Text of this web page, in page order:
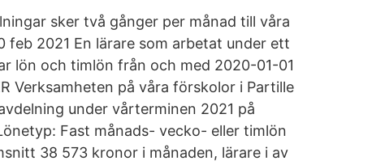
sker två gånger per månad till våra
feb 2021 En lärare som arbetat under ett
lön och timlön från och med 2020-01-01
Verksamheten på våra förskolor i Partille
under vårterminen 2021 på
Fast månads- vecko- eller timlön
38 573 kronor i månaden, lärare i av